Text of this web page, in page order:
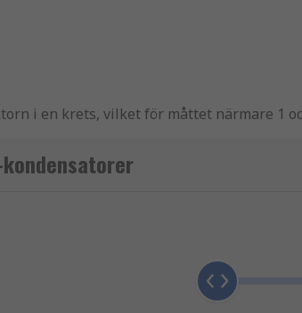
i en krets, vilket för måttet närmare 1
hamnar ur fas med varandra
vilket för de två närmare i fas
ledande varumärken, inklusive EPCOS,
som försörjs och för dem som